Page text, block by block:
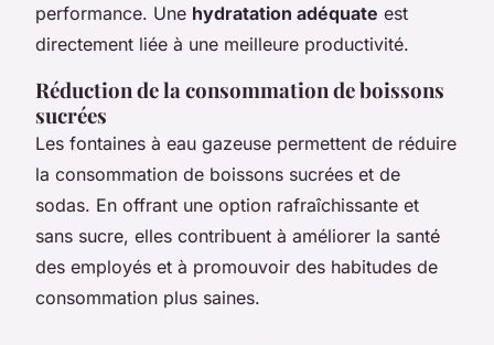
performance. Une hydratation adéquate est
directement liée à une meilleure productivité.
Réduction de la consommation de boissons
sucrées
Les fontaines à eau gazeuse permettent de réduire
la consommation de boissons sucrées et de
sodas. En offrant une option rafraîchissante et
sans sucre, elles contribuent à améliorer la santé
des employés et à promouvoir des habitudes de
consommation plus saines.